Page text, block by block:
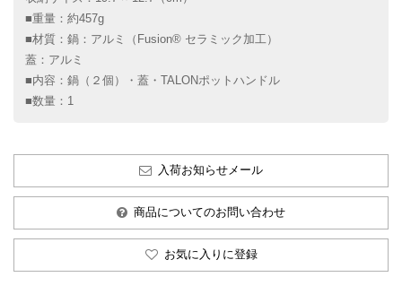
■重量：約457g
■材質：鍋：アルミ（Fusion® セラミック加工）
蓋：アルミ
■内容：鍋（２個）・蓋・TALONポットハンドル
■数量：1
入荷お知らせメール
商品についてのお問い合わせ
お気に入りに登録